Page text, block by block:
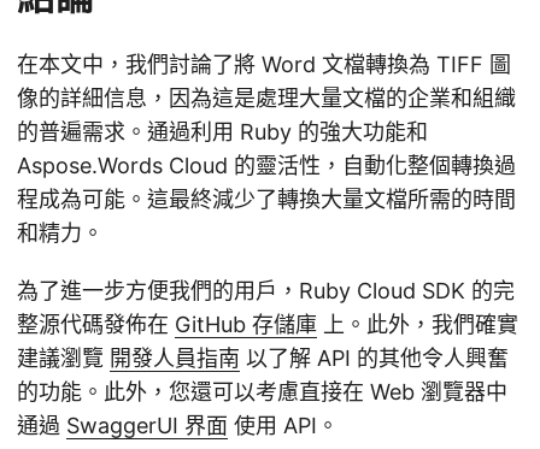
在本文中，我們討論了將 Word 文檔轉換為 TIFF 圖
像的詳細信息，因為這是處理大量文檔的企業和組織
的普遍需求。通過利用 Ruby 的強大功能和
Aspose.Words Cloud 的靈活性，自動化整個轉換過
程成為可能。這最終減少了轉換大量文檔所需的時間
和精力。
為了進一步方便我們的用戶，Ruby Cloud SDK 的完
整源代碼發佈在 GitHub 存儲庫 上。此外，我們確實
建議瀏覽 開發人員指南 以了解 API 的其他令人興奮
的功能。此外，您還可以考慮直接在 Web 瀏覽器中
通過 SwaggerUI 界面 使用 API。